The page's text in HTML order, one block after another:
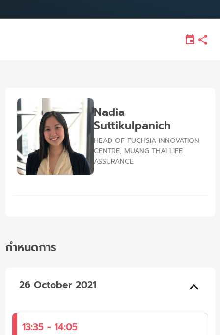
Nadia
Suttikulpanich
HEAD OF FUCHSIA INNOVATION
CENTRE, MUANG THAI LIFE
ASSURANCE
กำหนดการ
26 October 2021
13:35 - 14:05